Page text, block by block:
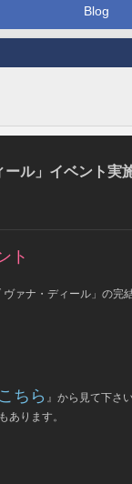
Blog
ル」イベント実
ト
ァナ・ディール」の完
こちら 』から見て下さ
あります。